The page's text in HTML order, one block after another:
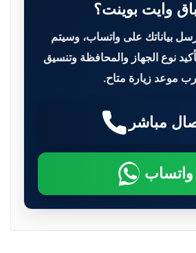
وايت بوينت؟
بياناتك على واتساب، وسيتم
نوع الجهاز والمحافظة وتنسيق
موعد زيارة متاح.
مباشر
واتساب